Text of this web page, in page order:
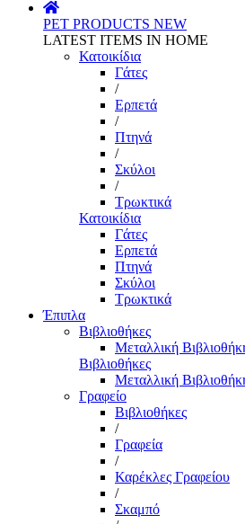
PET PRODUCTS NEW
LATEST ITEMS IN HOME
Κατοικίδια
Γάτες
/
Ερπετά
/
Πτηνά
/
Σκύλοι
/
Τρωκτικά
Κατοικίδια
Γάτες
Ερπετά
Πτηνά
Σκύλοι
Τρωκτικά
Έπιπλα
Βιβλιοθήκες
Μεταλλική
Βιβλιοθήκες
Μεταλλική
Γραφείο
Βιβλιοθήκες
/
Γραφεία
/
Καρέκλες Γραφείου
/
Σκαμπό